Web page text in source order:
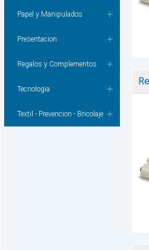
Papel y Manipulados
Presentacion
Regalos y Complementos
Tecnologia
Textil - Prevencion - Bricolaje